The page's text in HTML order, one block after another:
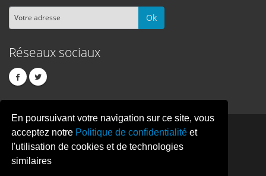
En poursuivant votre navigation sur ce site, vous
acceptez notre Politique de confidentialité et
l'utilisation de cookies et de technologies
similaires
Ok
Réseaux sociaux
PIXELCREATION